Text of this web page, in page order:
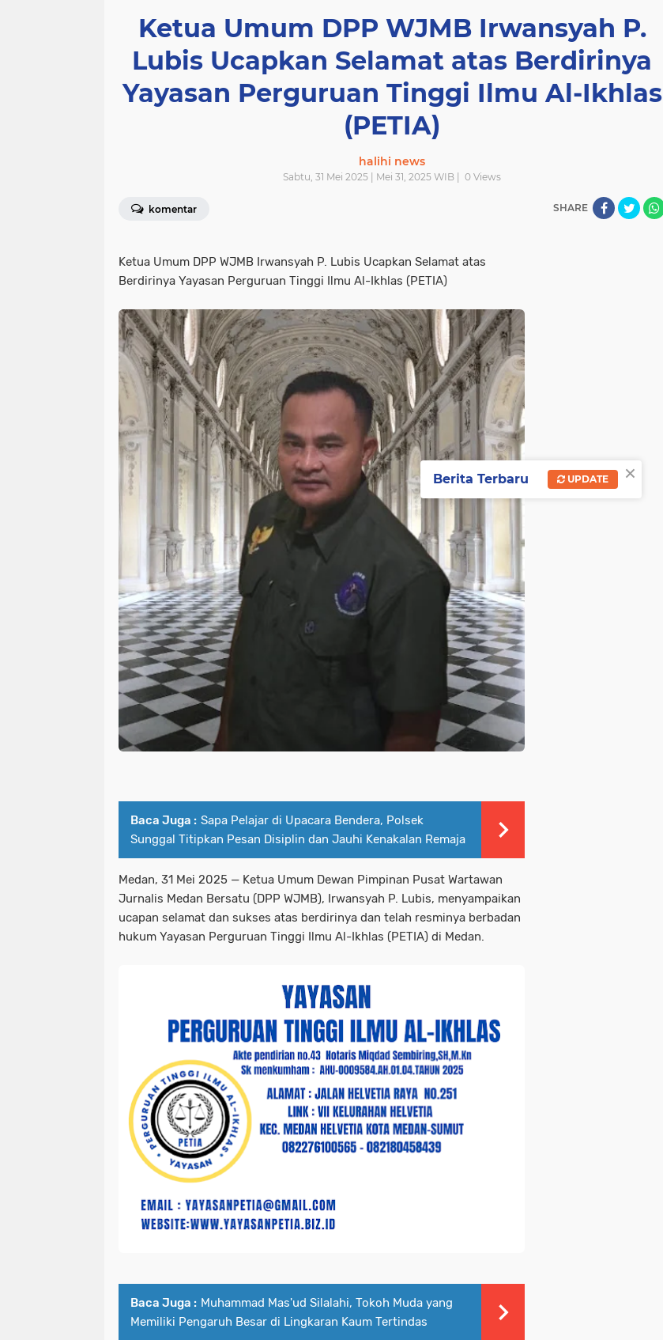
Ketua Umum DPP WJMB Irwansyah P.
Lubis Ucapkan Selamat atas Berdirinya
Yayasan Perguruan Tinggi Ilmu Al-Ikhlas
(PETIA)
halihi news
Sabtu, 31 Mei 2025 | Mei 31, 2025 WIB | 0 Views
komentar SHARE
Ketua Umum DPP WJMB Irwansyah P. Lubis Ucapkan Selamat atas
Berdirinya Yayasan Perguruan Tinggi Ilmu Al-Ikhlas (PETIA)
Baca Juga : Sapa Pelajar di Upacara Bendera, Polsek
Sunggal Titipkan Pesan Disiplin dan Jauhi Kenakalan Remaja
Medan, 31 Mei 2025 — Ketua Umum Dewan Pimpinan Pusat Wartawan
Jurnalis Medan Bersatu (DPP WJMB), Irwansyah P. Lubis, menyampaikan
ucapan selamat dan sukses atas berdirinya dan telah resminya berbadan
hukum Yayasan Perguruan Tinggi Ilmu Al-Ikhlas (PETIA) di Medan.
Baca Juga : Muhammad Mas'ud Silalahi, Tokoh Muda yang
Memiliki Pengaruh Besar di Lingkaran Kaum Tertindas
×
Berita Terbaru UPDATE